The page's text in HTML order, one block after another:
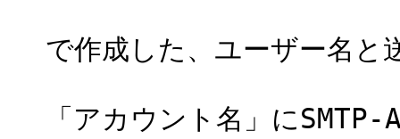
で作成した、ユーザー名と
「アカウント名」に